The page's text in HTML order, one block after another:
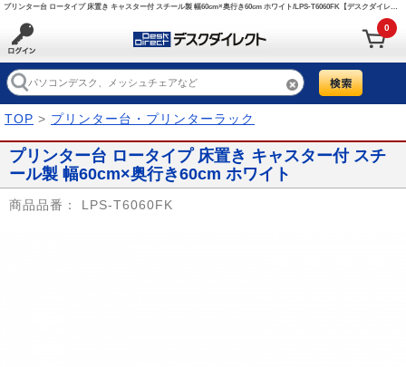
プリンター台 ロータイプ 床置き キャスター付 スチール製 幅60cm×奥行き60cm ホワイト/LPS-T6060FK【デスクダイレクト】
0
TOP > プリンター台・プリンターラック
プリンター台 ロータイプ 床置き キャスター付 スチ
ール製 幅60cm×奥行き60cm ホワイト
商品品番： LPS-T6060FK